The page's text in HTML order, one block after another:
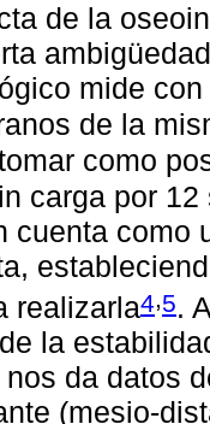
de la
mide
de la
como
carga por 12
cuenta como
realizarla4,5.
la
da datos
(mesio-